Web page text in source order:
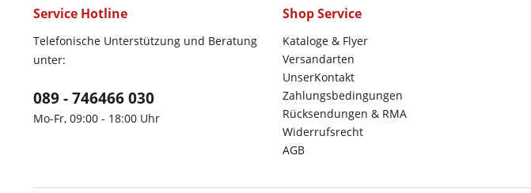
Service Hotline
Telefonische Unterstützung und Beratung
unter:
089 - 746466 030
Mo-Fr, 09:00 - 18:00 Uhr
Shop Service
Kataloge & Flyer
Versandarten
UnserKontakt
Zahlungsbedingungen
Rücksendungen & RMA
Widerrufsrecht
AGB